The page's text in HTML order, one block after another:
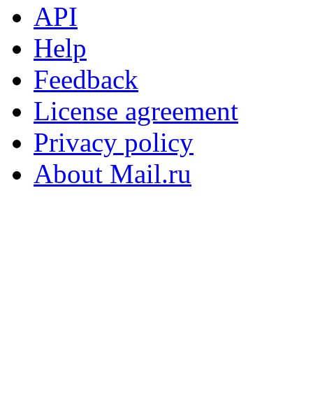
API
Help
Feedback
License agreement
Privacy policy
About Mail.ru